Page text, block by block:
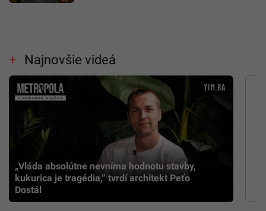
Najnovšie videá
„Vláda absolútne nevníma hodnotu stavby,
kukurica je tragédia,” tvrdí architekt Peťo
Dostál